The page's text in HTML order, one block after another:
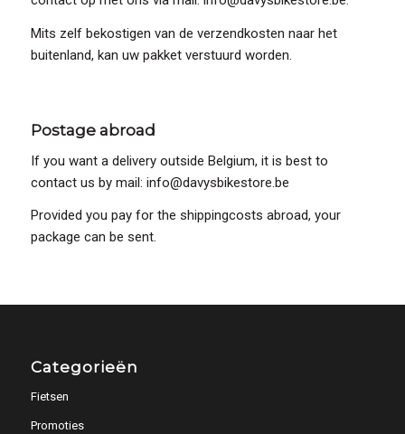
Mits zelf bekostigen van de verzendkosten naar het
buitenland, kan uw pakket verstuurd worden.
Postage abroad
If you want a delivery outside Belgium, it is best to
contact us by mail: info@davysbikestore.be
Provided you pay for the shippingcosts abroad, your
package can be sent.
Categorieën
Fietsen
Promoties